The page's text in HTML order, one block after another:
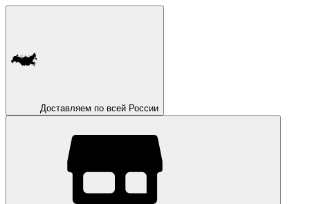
Доставляем по всей России